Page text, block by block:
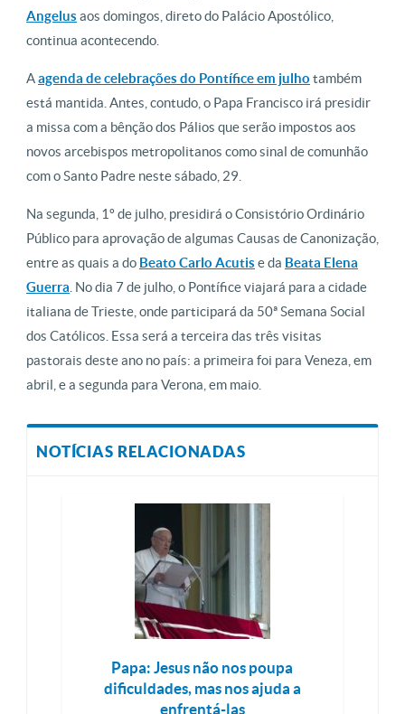
Angelus aos domingos, direto do Palácio Apostólico,
continua acontecendo.
Aagenda de celebrações do Pontífice em julho também
está mantida. Antes, contudo, o Papa Francisco irá presidir
a missa com a bênção dos Pálios que serão impostos aos
novos arcebispos metropolitanos como sinal de comunhão
com o Santo Padre neste sábado, 29.
Na segunda, 1º de julho, presidirá o Consistório Ordinário
Público para aprovação de algumas Causas de Canonização,
entre as quais a do Beato Carlo Acutis e da Beata Elena
Guerra . No dia 7 de julho, o Pontífice viajará para a cidade
italiana de Trieste, onde participará da 50ª Semana Social
dos Católicos. Essa será a terceira das três visitas
pastorais deste ano no país: a primeira foi para Veneza, em
abril, e a segunda para Verona, em maio.
NOTÍCIAS RELACIONADAS
Papa: Jesus não nos poupa
dificuldades, mas nos ajuda a
enfrentá-las